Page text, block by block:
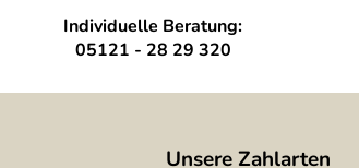
Individuelle Beratung:
05121 - 28 29 320
Unsere Zahlarten